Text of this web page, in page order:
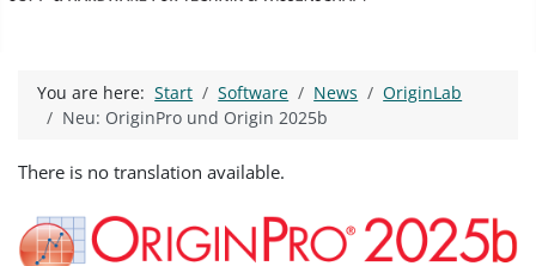
You are here:Start Software News
OriginLab
Neu: OriginPro und Origin 2025b
There is no translation available.